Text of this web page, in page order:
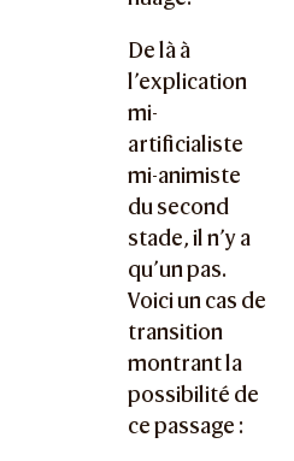
De là à
l’explication
mi-
artificialiste
mi-animiste
du second
stade, il n’y a
qu’un pas.
Voici un cas de
transition
montrant la
possibilité de
ce passage :